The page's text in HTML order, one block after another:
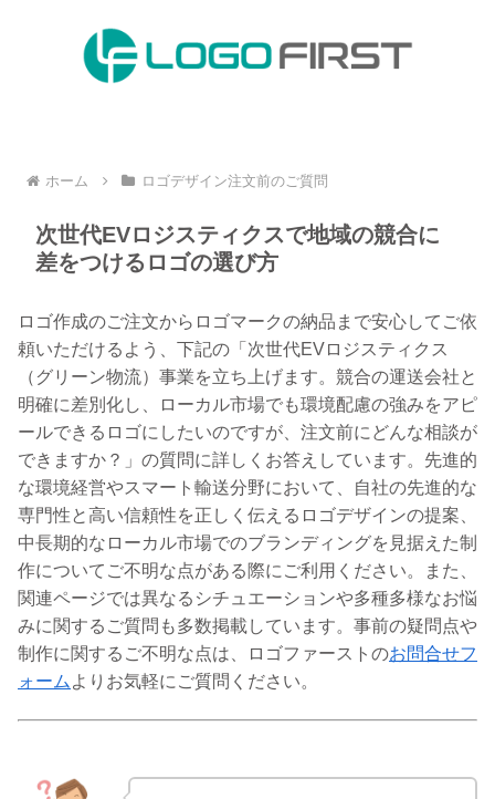
ホーム ロゴデザイン注文前のご質問
次世代EVロジスティクスで地域の競合に
差をつけるロゴの選び方
ロゴ作成のご注文からロゴマークの納品まで安心してご依
頼いただけるよう、下記の「次世代EVロジスティクス
（グリーン物流）事業を立ち上げます。競合の運送会社と
明確に差別化し、ローカル市場でも環境配慮の強みをアピ
ールできるロゴにしたいのですが、注文前にどんな相談が
できますか？」の質問に詳しくお答えしています。先進的
な環境経営やスマート輸送分野において、自社の先進的な
専門性と高い信頼性を正しく伝えるロゴデザインの提案、
中長期的なローカル市場でのブランディングを見据えた制
作についてご不明な点がある際にご利用ください。また、
関連ページでは異なるシチュエーションや多種多様なお悩
みに関するご質問も多数掲載しています。事前の疑問点や
制作に関するご不明な点は、ロゴファーストのお問合せフ
ォーム よりお気軽にご質問ください。